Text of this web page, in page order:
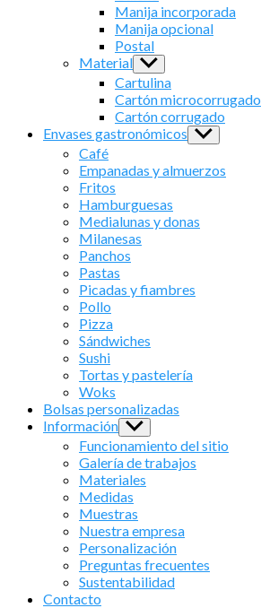
Manija incorporada
Manija opcional
Postal
Material Show
sub
menu
Cartulina
Cartón microcorrugado
Cartón corrugado
Envases gastronómicos Show
sub
Café
Empanadas y almuerzos
Fritos
Hamburguesas
Medialunas y donas
Milanesas
Panchos
Pastas
Picadas y fiambres
Pollo
Pizza
Sándwiches
Sushi
Tortas y pastelería
Woks
Bolsas personalizadas
Información Show
sub
menu
Funcionamiento del sitio
Galería de trabajos
Materiales
Medidas
Muestras
Nuestra empresa
Personalización
Preguntas frecuentes
Sustentabilidad
Contacto